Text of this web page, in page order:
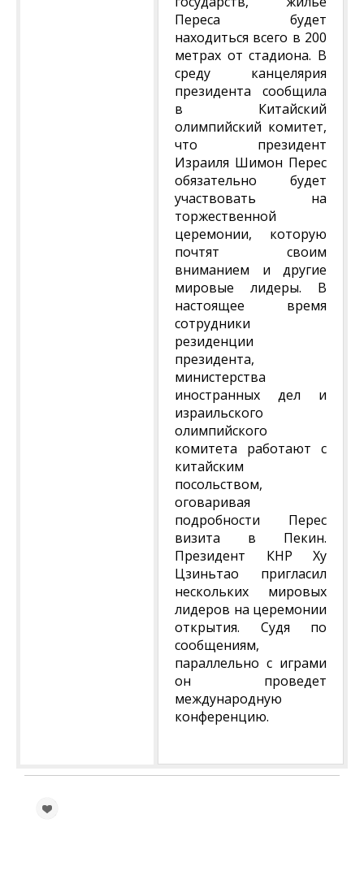
Переса будет
находиться всего в 200
метрах от стадиона. В
среду канцелярия
президента сообщила
в Китайский
олимпийский комитет,
что президент
Израиля Шимон Перес
обязательно будет
участвовать на
торжественной
церемонии, которую
почтят своим
вниманием и другие
мировые лидеры. В
настоящее время
сотрудники
резиденции
президента,
министерства
иностранных дел и
израильского
олимпийского
комитета работают с
китайским
посольством,
оговаривая
подробности Перес
визита в Пекин.
Президент КНР Ху
Цзиньтао пригласил
нескольких мировых
лидеров на церемонии
открытия. Судя по
сообщениям,
параллельно с играми
он проведет
международную
конференцию.